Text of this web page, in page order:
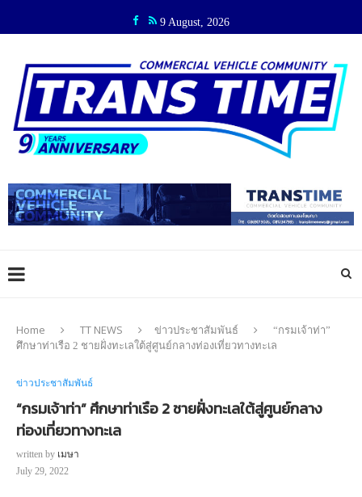
9 August, 2026
Home TT NEWS ข่าวประชาสัมพันธ์
“กรมเจ้าท่า”
ศึกษาท่าเรือ 2 ชายฝั่งทะเลใต้สู่ศูนย์กลางท่องเที่ยวทางทะเล
ข่าวประชาสัมพันธ์
“กรมเจ้าท่า” ศึกษาท่าเรือ 2 ชายฝั่งทะเลใต้สู่ศูนย์กลาง
ท่องเที่ยวทางทะเล
written by เมษา
July 29, 2022